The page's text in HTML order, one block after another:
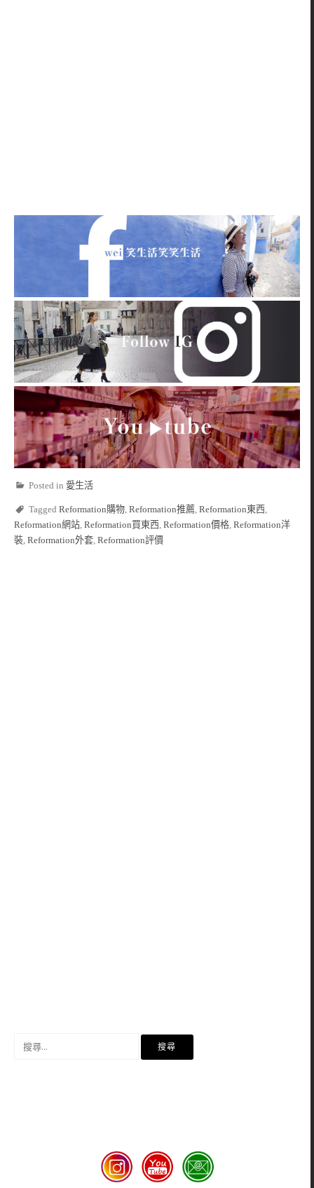
Posted in 愛生活
Tagged Reformation購物, Reformation推薦, Reformation東西,
Reformation網站, Reformation買東西, Reformation價格, Reformation洋
裝, Reformation外套, Reformation評價